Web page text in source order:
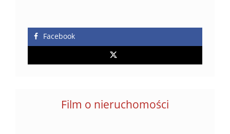
Facebook
Film o nieruchomości